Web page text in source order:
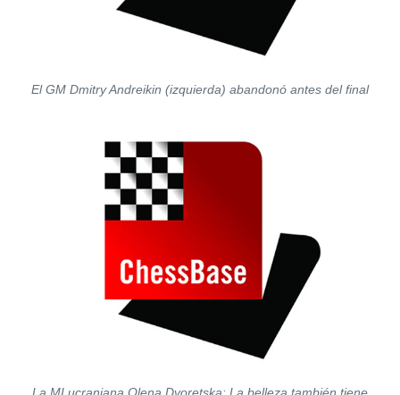
El GM Dmitry Andreikin (izquierda) abandonó antes del final
La MI ucraniana Olena Dvoretska: La belleza también tiene